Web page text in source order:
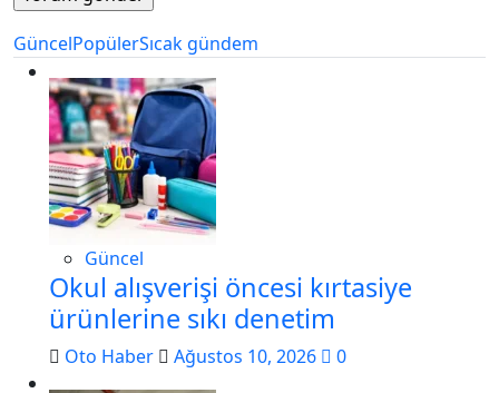
GüncelPopülerSıcak gündem
Güncel
Okul alışverişi öncesi kırtasiye
ürünlerine sıkı denetim
Oto Haber Ağustos 10, 2026 0